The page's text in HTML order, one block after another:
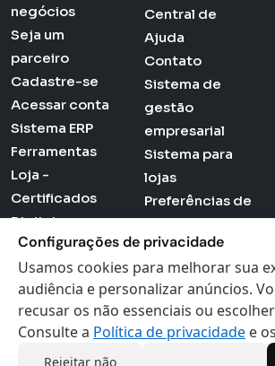
negócios
Seja um
parceiro
Cadastre-se
Acessar conta
Sistema ERP
Ferramentas
Loja -
Certificados
Digitais
Central de
Ajuda
Contato
Sistema de
gestão
empresarial
Sistema para
lojas
Preferências de
cookies
Politica de
Privacidade
Termos de Uso
Configurações de privacidade
Usamos cookies para melhorar sua
audiência e personalizar anúncios.
recusar os não essenciais ou
Consulte a Política de privacidade e os
Rejeitar não